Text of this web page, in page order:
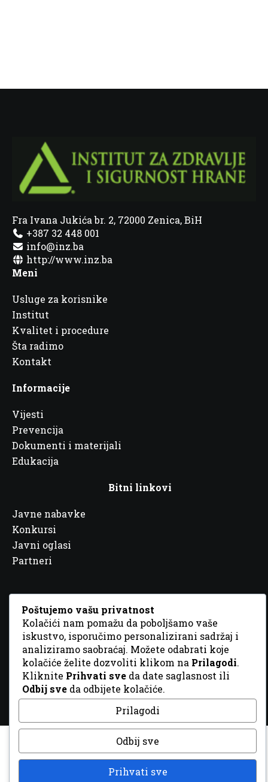
Fra Ivana Jukića br. 2, 72000 Zenica, BiH
+387 32 448 001
info@inz.ba
http://www.inz.ba
Meni
Usluge za korisnike
Institut
Kvalitet i procedure
Šta radimo
Kontakt
Informacije
Vijesti
Prevencija
Dokumenti i materijali
Edukacija
Bitni linkovi
Javne nabavke
Konkursi
Javni oglasi
Partneri
© 2026 Sva prava zadržana. DizajnGordonDM
Poštujemo vašu privatnost
Kolačići nam pomažu da poboljšamo vaše
iskustvo, isporučimo personalizirani sadržaj i
analiziramo saobraćaj. Možete odabrati koje
kolačiće želite dozvoliti klikom na Prilagodi.
Kliknite Prihvati sve da date saglasnost ili
Odbij sve da odbijete kolačiće.
Prilagodi
Odbij sve
Prihvati sve